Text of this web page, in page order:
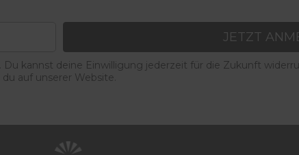
JETZT
kannst deine Einwilligung jederzeit für die Zukunft
du auf unserer Website.